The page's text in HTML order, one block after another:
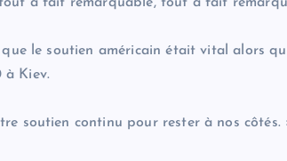
le soutien américain était vital alors
à Kiev.
soutien continu pour rester à nos côtés.